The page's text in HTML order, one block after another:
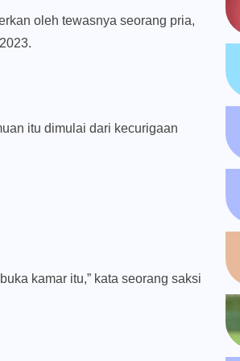
oleh tewasnya seorang pria,
itu dimulai dari kecurigaan
kamar itu,” kata seorang saksi